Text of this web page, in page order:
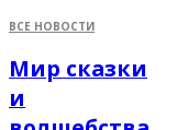
ВСЕ НОВОСТИ
Мир сказки
и